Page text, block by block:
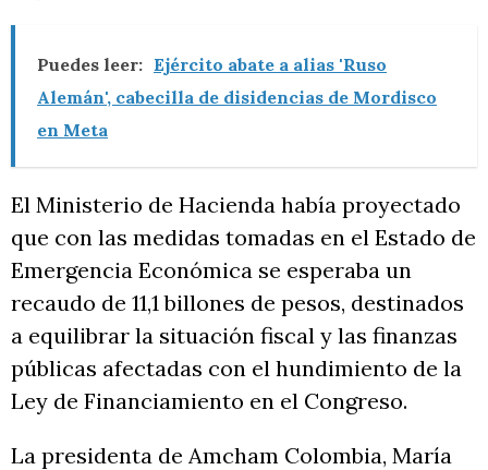
Puedes leer: Ejército abate a alias 'Ruso
Alemán', cabecilla de disidencias de Mordisco
en Meta
El Ministerio de Hacienda había proyectado
que con las medidas tomadas en el Estado de
Emergencia Económica se esperaba un
recaudo de 11,1 billones de pesos, destinados
a equilibrar la situación fiscal y las finanzas
públicas afectadas con el hundimiento de la
Ley de Financiamiento en el Congreso.
La presidenta de Amcham Colombia, María